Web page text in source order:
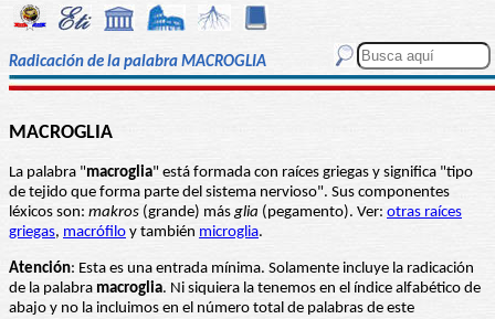
Radicación de la palabra MACROGLIA
MACROGLIA
La palabra "macroglia" está formada con raíces griegas y significa "tipo
de tejido que forma parte del sistema nervioso". Sus componentes
léxicos son: makros (grande) másglia (pegamento). Ver: otras raíces
griegas, macrófilo y también microglia.
Atención: Esta es una entrada mínima. Solamente incluye la radicación
de la palabra macroglia. Ni siquiera la tenemos en el índice alfabético de
abajo y no la incluimos en el número total de palabras de este